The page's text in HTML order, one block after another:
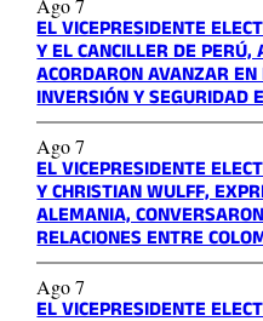
Ago 7
EL VICEPRESIDENTE
Y EL CANCILLER DE
ACORDARON AVANZAR
INVERSIÓN Y SEGURIDAD
Ago 7
EL VICEPRESIDENTE
Y CHRISTIAN WULFF,
ALEMANIA,
RELACIONES ENTRE
Ago 7
EL VICEPRESIDENTE